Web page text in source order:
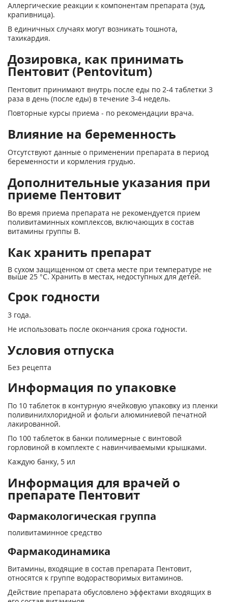
Аллергические реакции к компонентам препарата (зуд,
крапивница).
В единичных случаях могут возникать тошнота,
тахикардия.
Дозировка, как принимать
Пентовит (Pentovitum)
Пентовит принимают внутрь после еды по 2-4 таблетки 3
раза в день (после еды) в течение 3-4 недель.
Повторные курсы приема - по рекомендации врача.
Влияние на беременность
Отсутствуют данные о применении препарата в период
беременности и кормления грудью.
Дополнительные указания при
приеме Пентовит
Во время приема препарата не рекомендуется прием
поливитаминных комплексов, включающих в состав
витамины группы В.
Как хранить препарат
В сухом защищенном от света месте при температуре не
выше 25 °С. Хранить в местах, недоступных для детей.
Срок годности
3 года.
Не использовать после окончания срока годности.
Условия отпуска
Без рецепта
Информация по упаковке
По 10 таблеток в контурную ячейковую упаковку из пленки
поливинилхлоридной и фольги алюминиевой печатной
лакированной.
По 100 таблеток в банки полимерные с винтовой
горловиной в комплекте с навинчиваемыми крышками.
Каждую банку, 5 ил
Информация для врачей о
препарате Пентовит
Фармакологическая группа
поливитаминное средство
Фармакодинамика
Витамины, входящие в состав препарата Пентовит,
относятся к группе водорастворимых витаминов.
Действие препарата обусловлено эффектами входящих в